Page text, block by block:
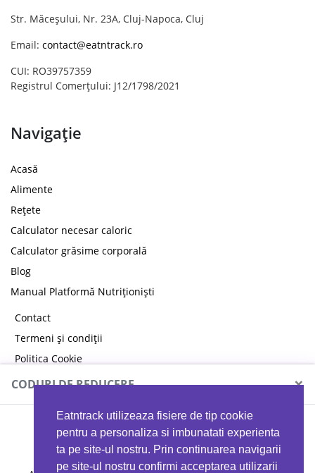
Eatntrack utilizeaza fisiere de tip cookie
pentru a personaliza si imbunatati experienta
ta pe site-ul nostru. Prin continuarea navigarii
pe site-ul nostru confirmi acceptarea utilizarii
Str. Măceșului, Nr. 23A, Cluj-Napoca, Cluj
Email: contact@eatntrack.ro
CUI: RO39757359
Registrul Comerțului: J12/1798/2021
Navigație
Acasă
Alimente
Rețete
Calculator necesar caloric
Calculator grăsime corporală
Blog
Manual Platformă Nutriționiști
Contact
Termeni și condiții
Politica Cookie
Politica de confidențialitate
CODURI DE REDUCERE ×
MYPROTEIN